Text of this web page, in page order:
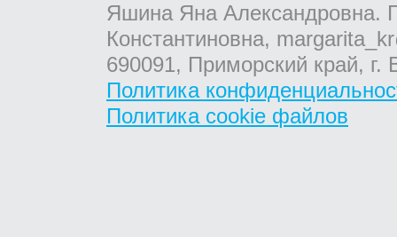
Яшина Яна Александровна.
Константиновна,
690091, Приморский край,
Политика
Политика cookie файлов